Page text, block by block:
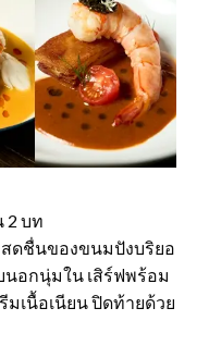
2 บท
สดชื่นของขนมปังบริยอ
นอกนุ่มใน เสิร์ฟพร้อม
เนื้อเนียน ปิดท้ายด้วย